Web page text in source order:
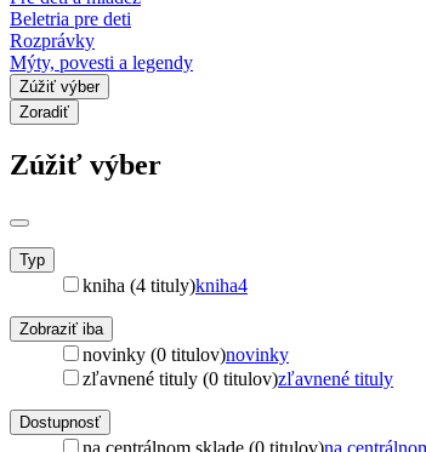
Beletria pre deti
Rozprávky
Mýty, povesti a legendy
Zúžiť výber
Zoradiť
Zúžiť výber
Typ
kniha (4 tituly)kniha4
Zobraziť iba
novinky (0 titulov)novinky
zľavnené tituly (0 titulov)zľavnené tituly
Dostupnosť
na centrálnom sklade (0 titulov)na